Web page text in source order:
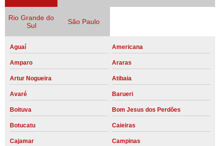
Rio Grande do
Sul
São Paulo
Aguaí Americana
Amparo Araras
Artur Nogueira Atibaia
Avaré Barueri
Boituva Bom Jesus dos Perdões
Botucatu Caieiras
Cajamar Campinas